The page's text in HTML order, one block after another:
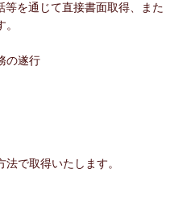
を通じて直接書面取得、また
の遂行
で取得いたします。